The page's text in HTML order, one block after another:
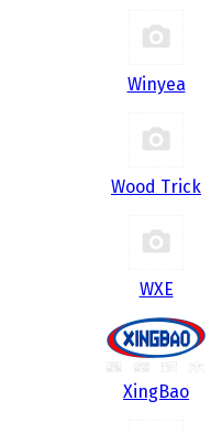
Winyea
Wood Trick
WXE
XingBao